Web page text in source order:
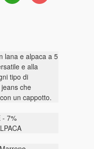
lana e alpaca a 5
e alla
tipo di
che
un cappotto.
- 7%